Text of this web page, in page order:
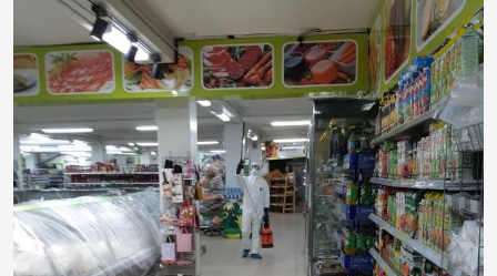
Вакансии
Новости
Контакты
Версия для слабовидящих
8 (3012) 411-099
Телефон доверия